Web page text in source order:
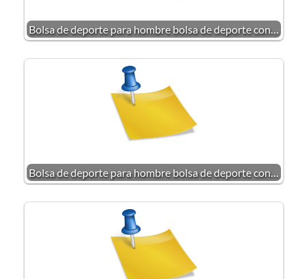
Bolsa de deporte para hombre bolsa de deporte con…
Bolsa de deporte para hombre bolsa de deporte con…